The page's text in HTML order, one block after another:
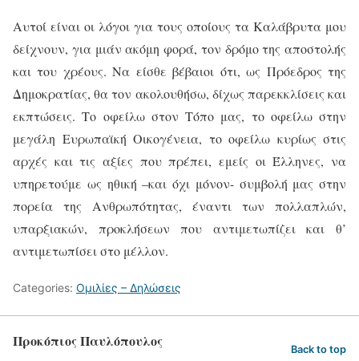
Αυτοί είναι οι λόγοι για τους οποίους τα Καλάβρυτα μου
δείχνουν, για μιάν ακόμη φορά, τον δρόμο της αποστολής
και του χρέους. Να είσθε βέβαιοι ότι, ως Πρόεδρος της
Δημοκρατίας, θα τον ακολουθήσω, δίχως παρεκκλίσεις και
εκπτώσεις. Το οφείλω στον Τόπο μας, το οφείλω στην
μεγάλη Ευρωπαϊκή Οικογένεια, το οφείλω κυρίως στις
αρχές και τις αξίες που πρέπει, εμείς οι Έλληνες, να
υπηρετούμε ως ηθική –και όχι μόνον- συμβολή μας στην
πορεία της Ανθρωπότητας, έναντι των πολλαπλών,
υπαρξιακών, προκλήσεων που αντιμετωπίζει και θ’
αντιμετωπίσει στο μέλλον.
Categories: Ομιλίες – Δηλώσεις
Προκόπιος Παυλόπουλος Back to top